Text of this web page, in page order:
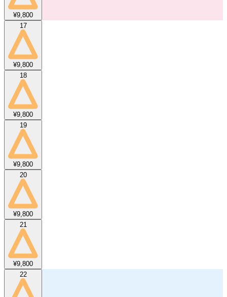
¥9,800
17
¥9,800
18
¥9,800
19
¥9,800
20
¥9,800
21
¥9,800
22